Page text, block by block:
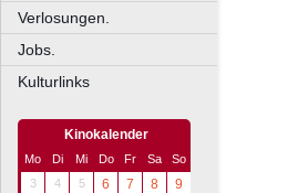
Verlosungen.
Jobs.
Kulturlinks
Kinokalender
Mo Di Mi Do Fr Sa
So
3
4 5 6 7 8
9